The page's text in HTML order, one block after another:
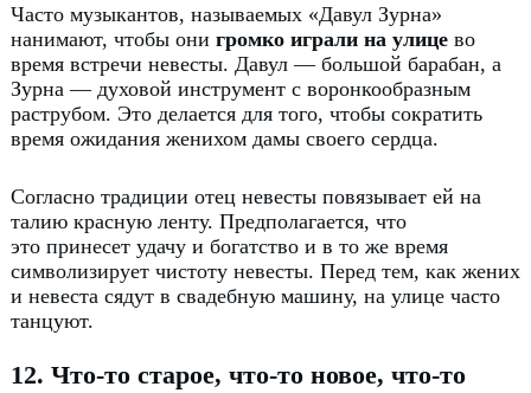
Часто музыкантов, называемых «Давул Зурна»
нанимают, чтобы они громко играли на улице во
время встречи невесты. Давул — большой барабан, а
Зурна — духовой инструмент с воронкообразным
раструбом. Это делается для того, чтобы сократить
время ожидания женихом дамы своего сердца.
Согласно традиции отец невесты повязывает ей на
талию красную ленту. Предполагается, что
это принесет удачу и богатство и в то же время
символизирует чистоту невесты. Перед тем, как жених
и невеста сядут в свадебную машину, на улице часто
танцуют.
12. Что-то старое, что-то новое, что-то